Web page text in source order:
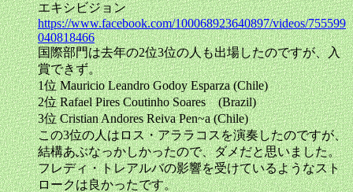
エキシビジョン
https://www.facebook.com/100068923640897/videos/755599
040818466
国際部門は去年の2位3位の人も出場したのですが、入
賞できず。
1位 Mauricio Leandro Godoy Esparza (Chile)
2位 Rafael Pires Coutinho Soares (Brazil)
3位 Cristian Andores Reiva Pen~a (Chile)
この3位の人はロス・アララコスを演奏したのですが、
結構あぶなっかしかったので、ダメだと思いました。
フレディ・トレアルバの影響を受けているようなスト
ロークは良かったです。